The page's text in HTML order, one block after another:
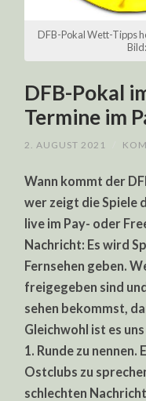
DFB-Pokal Wett-Tipps
DFB-Pokal
Termine im
2. AUGUST 2021
Wann kommt der
wer zeigt die Spiele
live im Pay- oder
Nachricht: Es wird
Fernsehen geben.
freigegeben sind
sehen bekommst,
Gleichwohl ist es
1. Runde zu
Ostclubs zu
schlechten